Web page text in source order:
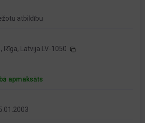
atbildību
Rīga, Latvija LV-1050
apmaksāts